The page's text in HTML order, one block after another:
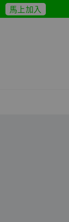
馬上加入